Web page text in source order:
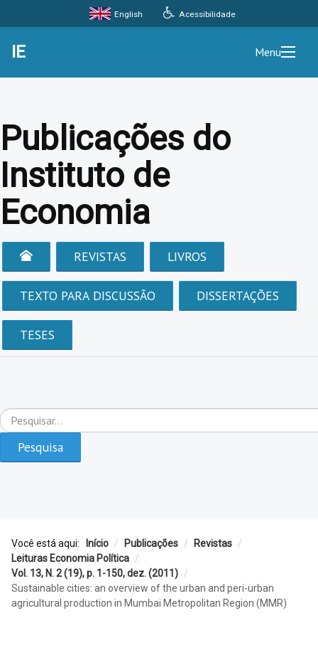
Acessibilidade
English
IE Menu
Publicações do
Instituto de
Economia
REVISTAS LIVROS
TEXTO PARA DISCUSSÃO DISSERTAÇÕES
TESES
Pesquisar...
Pesquisa
Você está aqui: Início / Publicações / Revistas /
Leituras Economia Política /
Vol. 13, N. 2 (19), p. 1-150, dez. (2011) /
Sustainable cities: an overview of the urban and peri-urban
agricultural production in Mumbai Metropolitan Region (MMR)